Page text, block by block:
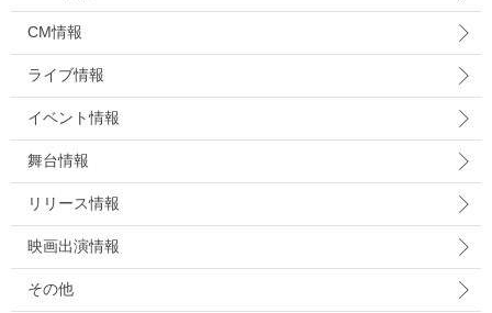
CM情報
ライブ情報
イベント情報
舞台情報
リリース情報
映画出演情報
その他